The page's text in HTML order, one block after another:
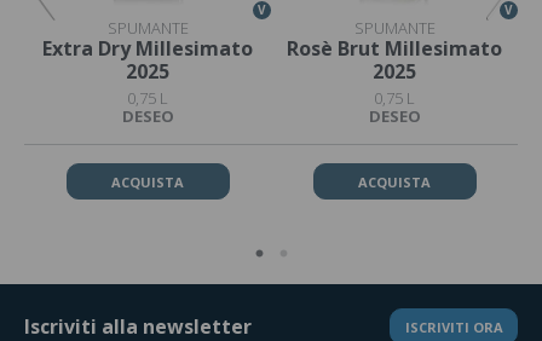
V
SPUMANTE
Extra Dry Millesimato
2025
0,75 L
DESEO
ACQUISTA
V
SPUMANTE
Rosè Brut Millesimato
2025
0,75 L
DESEO
ACQUISTA
Iscriviti alla newsletter ISCRIVITI ORA